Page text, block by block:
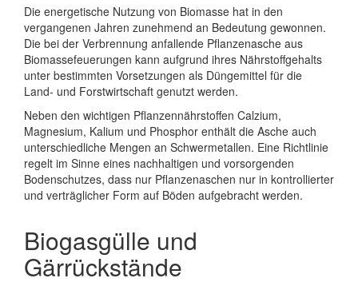
Die energetische Nutzung von Biomasse hat in den
vergangenen Jahren zunehmend an Bedeutung gewonnen.
Die bei der Verbrennung anfallende Pflanzenasche aus
Biomassefeuerungen kann aufgrund ihres Nährstoffgehalts
unter bestimmten Vorsetzungen als Düngemittel für die
Land- und Forstwirtschaft genutzt werden.
Neben den wichtigen Pflanzennährstoffen Calzium,
Magnesium, Kalium und Phosphor enthält die Asche auch
unterschiedliche Mengen an Schwermetallen. Eine Richtlinie
regelt im Sinne eines nachhaltigen und vorsorgenden
Bodenschutzes, dass nur Pflanzenaschen nur in kontrollierter
und verträglicher Form auf Böden aufgebracht werden.
Biogasgülle und
Gärrückstände